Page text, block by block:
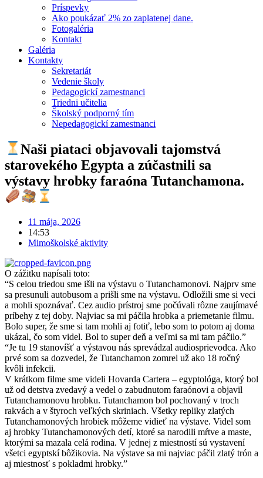
Príspevky
Ako poukázať 2% zo zaplatenej dane.
Fotogaléria
Kontakt
Galéria
Kontakty
Sekretariát
Vedenie školy
Pedagogickí zamestnanci
Triedni učitelia
Školský podporný tím
Nepedagogickí zamestnanci
Naši piataci objavovali tajomstvá
starovekého Egypta a zúčastnili sa
výstavy hrobky faraóna Tutanchamona.
11 mája, 2026
14:53
Mimoškolské aktivity
O zážitku napísali toto:
“S celou triedou sme išli na výstavu o Tutanchamonovi. Najprv sme
sa presunuli autobusom a prišli sme na výstavu. Odložili sme si veci
a mohli spoznávať. Cez audio prístroj sme počúvali rôzne zaujímavé
príbehy z tej doby. Najviac sa mi páčila hrobka a priemetanie filmu.
Bolo super, že sme si tam mohli aj fotiť, lebo som to potom aj doma
ukázal, čo som videl. Bol to super deň a veľmi sa mi tam páčilo.”
“Je tu 19 stanovíšť a výstavou nás sprevádzal audiosprievodca. Ako
prvé som sa dozvedel, že Tutanchamon zomrel už ako 18 ročný
kvôli infekcii.
V krátkom filme sme videli Hovarda Cartera – egyptológa, ktorý bol
už od detstva zvedavý a vedel o zabudnutom faraónovi a objavil
Tutanchamonovu hrobku. Tutanchamon bol pochovaný v troch
rakvách a v štyroch veľkých skriniach. Všetky repliky zlatých
Tutanchamonových hrobiek môžeme vidieť na výstave. Videl som
aj hrobky Tutanchamonových detí, ktoré sa narodili mŕtve a maste,
ktorými sa mazala celá rodina. V jednej z miestností sú vystavení
všetci egyptskí bôžikovia. Na výstave sa mi najviac páčil zlatý trón a
aj miestnosť s pokladmi hrobky.”